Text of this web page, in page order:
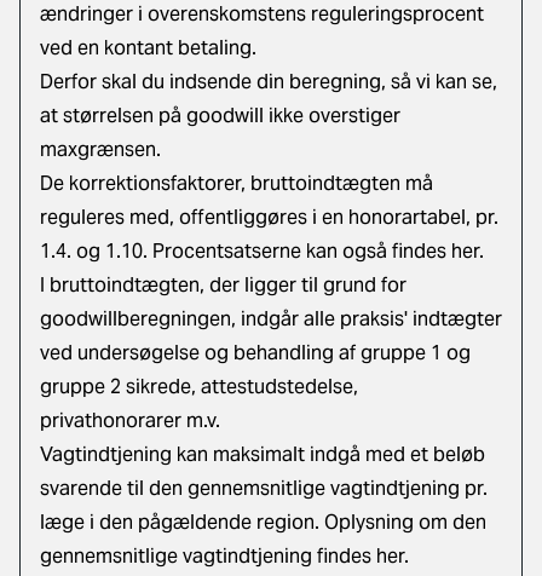
ændringer i overenskomstens reguleringsprocent
ved en kontant betaling.
Derfor skal du indsende din beregning, så vi kan se,
at størrelsen på goodwill ikke overstiger
maxgrænsen.
De korrektionsfaktorer, bruttoindtægten må
reguleres med, offentliggøres i en honorartabel, pr.
1.4. og 1.10. Procentsatserne kan også findes her.
I bruttoindtægten, der ligger til grund for
goodwillberegningen, indgår alle praksis' indtægter
ved undersøgelse og behandling af gruppe 1 og
gruppe 2 sikrede, attestudstedelse,
privathonorarer m.v.
Vagtindtjening kan maksimalt indgå med et beløb
svarende til den gennemsnitlige vagtindtjening pr.
læge i den pågældende region. Oplysning om den
gennemsnitlige vagtindtjening findes her.